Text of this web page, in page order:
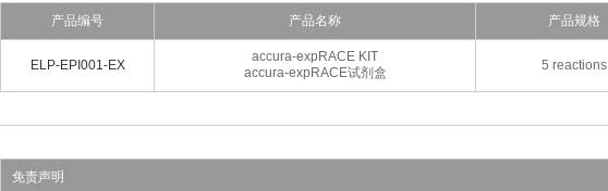
产品编号 产品名称 产品规格
ELP-EPI001-EX
accura-expRACE KIT
accura-expRACE试剂盒
5 reactions
免责声明